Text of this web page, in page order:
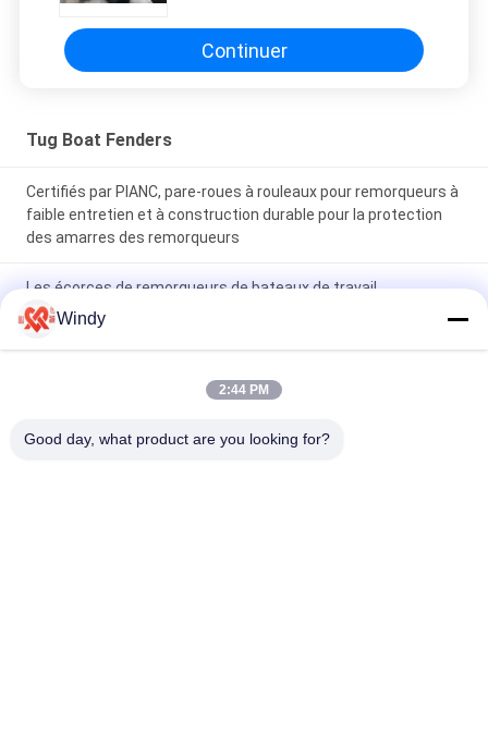
Continuer
Tug Boat Fenders
Certifiés par PIANC, pare-roues à rouleaux pour remorqueurs à
faible entretien et à construction durable pour la protection
des amarres des remorqueurs
Les écorces de remorqueurs de bateaux de travail
construites avec des techniques de moulage et d'extrusion
conformes aux normes internationales garantissant leur
longévité
résistance aux chocs supérieure et une protection maritime
Windy
2:44 PM
Good day, what product are you looking for?